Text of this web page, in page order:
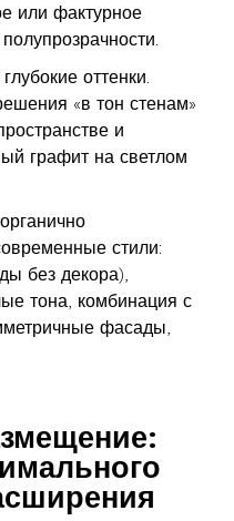
или фактурное
оттенки.
«в тон стенам»
и
графит на светлом
стили:
без декора),
тона, комбинация с
фасады,